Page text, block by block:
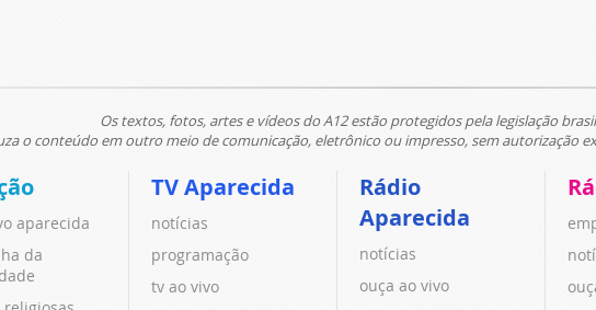
Os textos, fotos, artes e vídeos do A12 estão protegidos pela legislação
o conteúdo em outro meio de comunicação, eletrônico ou impresso, sem autorização
aparecida
da
TV Aparecida
notícias
programação
tv ao vivo
Rádio
Aparecida
notícias
ouça ao vivo